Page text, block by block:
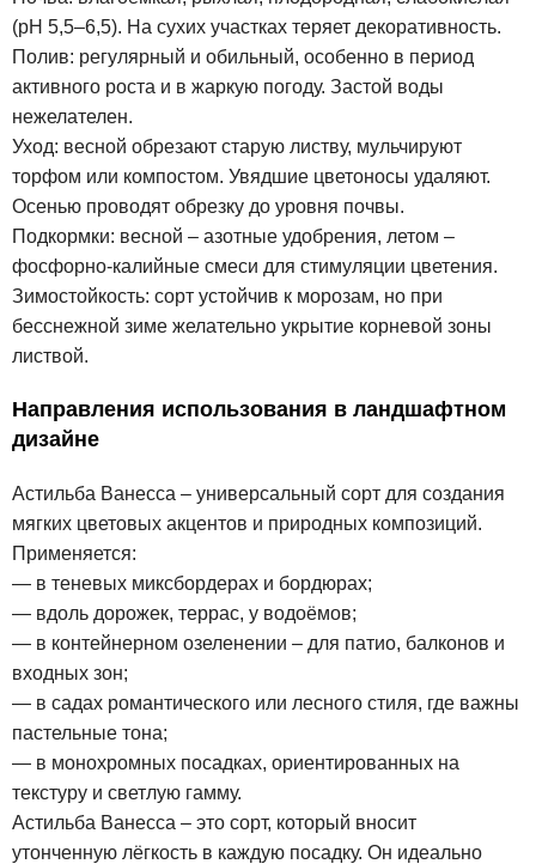
(pH 5,5–6,5). На сухих участках теряет декоративность.
Полив: регулярный и обильный, особенно в период
активного роста и в жаркую погоду. Застой воды
нежелателен.
Уход: весной обрезают старую листву, мульчируют
торфом или компостом. Увядшие цветоносы удаляют.
Осенью проводят обрезку до уровня почвы.
Подкормки: весной – азотные удобрения, летом –
фосфорно-калийные смеси для стимуляции цветения.
Зимостойкость: сорт устойчив к морозам, но при
бесснежной зиме желательно укрытие корневой зоны
листвой.
Направления использования в ландшафтном
дизайне
Астильба Ванесса – универсальный сорт для создания
мягких цветовых акцентов и природных композиций.
Применяется:
— в теневых миксбордерах и бордюрах;
— вдоль дорожек, террас, у водоёмов;
— в контейнерном озеленении – для патио, балконов и
входных зон;
— в садах романтического или лесного стиля, где важны
пастельные тона;
— в монохромных посадках, ориентированных на
текстуру и светлую гамму.
Астильба Ванесса – это сорт, который вносит
утонченную лёгкость в каждую посадку. Он идеально